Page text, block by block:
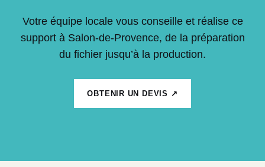
Votre équipe locale vous conseille et réalise ce
support à Salon-de-Provence, de la préparation
du fichier jusqu’à la production.
OBTENIR UN DEVIS ↗